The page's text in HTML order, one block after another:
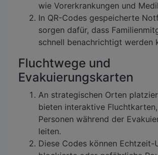
wie Vorerkrankungen und
In QR-Codes gespeicherte
sorgen dafür, dass
schnell benachrichtigt werden
Fluchtwege und
Evakuierungskarten
An strategischen Orten
bieten interaktive
Personen während der
leiten.
Diese Codes können Echtzeit-